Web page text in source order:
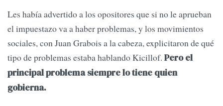
Les había advertido a los opositores que si no le aprueban
el impuestazo va a haber problemas, y los movimientos
sociales, con Juan Grabois a la cabeza, explicitaron de qué
tipo de problemas estaba hablando Kicillof. Pero el
principal problema siempre lo tiene quien
gobierna.